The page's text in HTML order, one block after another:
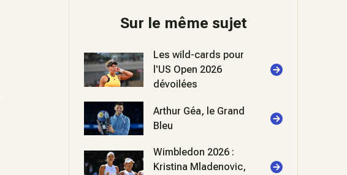
Sur le même sujet
Les wild-cards pour
l'US Open 2026
dévoilées
Arthur Géa, le Grand
Bleu
Wimbledon 2026 :
Kristina Mladenovic,